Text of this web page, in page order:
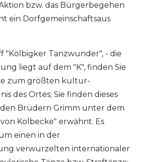
bzw. das Bürgerbegehen
ein Dorfgemeinschaftsaus
"Kölbigker Tanzwunder", - die
liegt auf dem "K", finden Sie
zum größten kultur-
des Ortes; Sie finden dieses
den Brüdern Grimm unter dem
Kolbecke" erwähnt. Es
einen in der
verwurzelten internationaler